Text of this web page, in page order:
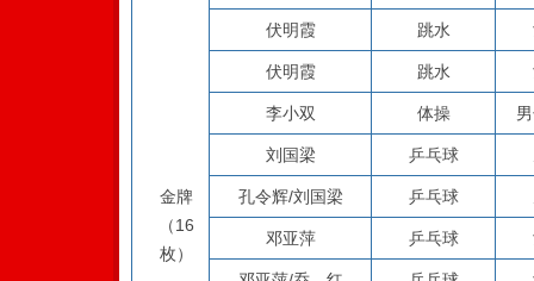
金牌
（16
枚）
伏明霞 跳水
伏明霞 跳水
李小双 体操
刘国梁 乒乓球
孔令辉/刘国梁 乒乓球
邓亚萍 乒乓球